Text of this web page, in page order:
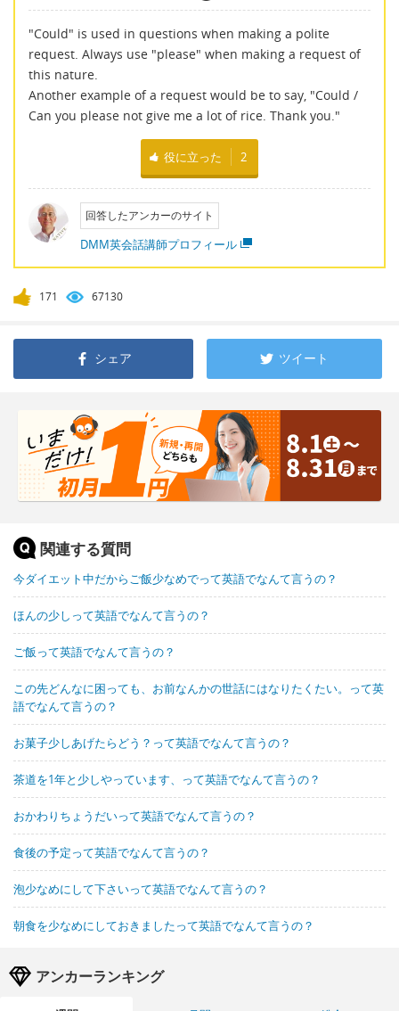
"Could" is used in questions when making a polite
request. Always use "please" when making a request of
this nature.
Another example of a request would be to say, "Could /
Can you please not give me a lot of rice. Thank you."
役に立った 2
回答したアンカーのサイト
DMM英会話講師プロフィール
171 67130
シェア ツイート
関連する質問
今ダイエット中だからご飯少なめでって英語でなんて言うの？
ほんの少しって英語でなんて言うの？
ご飯って英語でなんて言うの？
この先どんなに困っても、お前なんかの世話にはなりたくたい。って英
語でなんて言うの？
お菓子少しあげたらどう？って英語でなんて言うの？
茶道を1年と少しやっています、って英語でなんて言うの？
おかわりちょうだいって英語でなんて言うの？
食後の予定って英語でなんて言うの？
泡少なめにして下さいって英語でなんて言うの？
朝食を少なめにしておきましたって英語でなんて言うの？
アンカーランキング